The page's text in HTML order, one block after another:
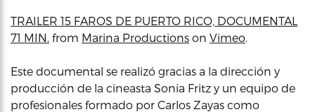
TRAILER 15 FAROS DE PUERTO RICO, DOCUMENTAL
71 MIN. from Marina Productions on Vimeo.
Este documental se realizó gracias a la dirección y
producción de la cineasta Sonia Fritz y un equipo de
profesionales formado por Carlos Zayas como